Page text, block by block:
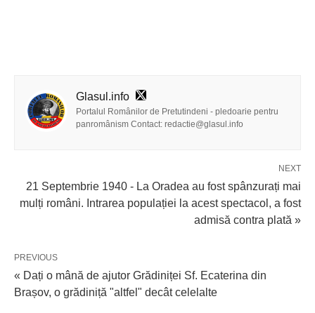
Glasul.info
Portalul Românilor de Pretutindeni - pledoarie pentru
panromânism Contact: redactie@glasul.info
NEXT
21 Septembrie 1940 - La Oradea au fost spânzurați mai
mulți români. Intrarea populației la acest spectacol, a fost
admisă contra plată »
PREVIOUS
« Dați o mână de ajutor Grădiniței Sf. Ecaterina din
Brașov, o grădiniță "altfel" decât celelalte